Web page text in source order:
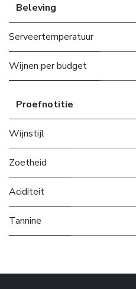
Beleving
Serveertemperatuur
Wijnen per budget
Proefnotitie
Wijnstijl
Zoetheid
Aciditeit
Tannine